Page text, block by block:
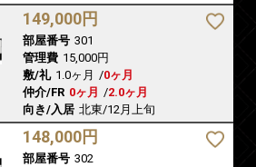
149,000円
部屋番号 301
管理費 15,000円
敷/礼 1.0ヶ月 /0ヶ月
仲介/FR 0ヶ月 /2.0ヶ月
向き/入居 北東/12月上旬
148,000円
部屋番号 302